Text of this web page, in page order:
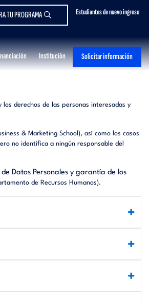
Estudiantes de nuevo ingreso
TU PROGRAMA
Institución Solicitar información
derechos de las personas interesadas y
& Marketing School), así como los casos
no identifica a ningún responsable del
Datos Personales y garantía de los
de Recursos Humanos).